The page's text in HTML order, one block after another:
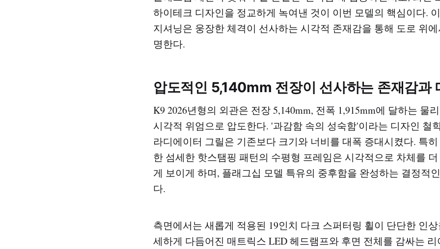
하이테크 디자인을 정교하게 녹여낸 것이 이번 모델의 핵심이다.
지셔닝은 웅장한 체격이 선사하는 시각적 존재감을 통해 도로 위
명한다.
압도적인 5,140mm 전장이 선사하는 존재감과
K9 2026년형의 외관은 전장 5,140mm, 전폭 1,915mm에 달하는 물
시각적 위엄으로 압도한다. '과감함 속의 성숙함'이라는 디자인 철
라디에이터 그릴은 기존보다 크기와 너비를 대폭 증대시켰다. 특
한 섬세한 핫스탬핑 패턴의 수평형 프레임은 시각적으로 차체를
게 보이게 하며, 플래그십 모델 특유의 중후함을 완성하는 결정적
다.
측면에서는 새롭게 적용된 19인치 다크 스퍼터링 휠이 단단한 인
세하게 다듬어진 매트릭스 LED 헤드램프와 후면 전체를 감싸는